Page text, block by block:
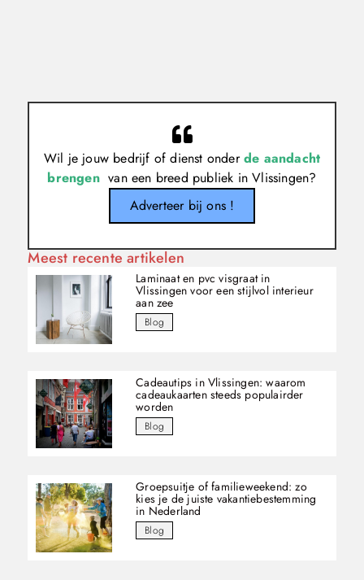
Wil je jouw bedrijf of dienst onderde aandacht
brengenvan een breed publiek in Vlissingen?
Adverteer bij ons !
Meest recente artikelen
Laminaat en pvc visgraat in
Vlissingen voor een stijlvol interieur
aan zee
Blog
Cadeautips in Vlissingen: waarom
cadeaukaarten steeds populairder
worden
Blog
Groepsuitje of familieweekend: zo
kies je de juiste vakantiebestemming
in Nederland
Blog